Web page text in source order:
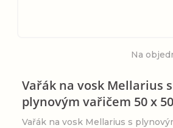
Vařák na vosk Mellarius s
plynovým vařičem 50 x
Na
Vařák na vosk Mellarius s